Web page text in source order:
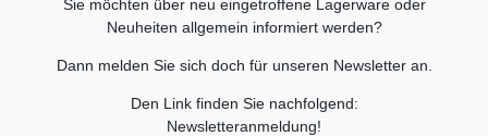
Sie möchten über neu eingetroffene Lagerware oder
Neuheiten allgemein informiert werden?
Dann melden Sie sich doch für unseren Newsletter an.
Den Link finden Sie nachfolgend:
Newsletteranmeldung!